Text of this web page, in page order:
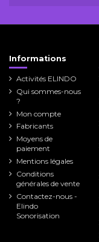
Informations
Activités ELINDO
Qui sommes-nous
?
Mon compte
Fabricants
Moyens de
paiement
Mentions légales
Conditions
générales de vente
Contactez-nous -
Elindo
Sonorisation